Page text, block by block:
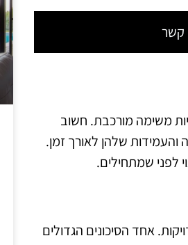
קשר
משימה מורכבת. חשוב
והעמידות שלהן לאורך זמן.
לפני שמתחילים.
אחד הסיכונים הגדולים